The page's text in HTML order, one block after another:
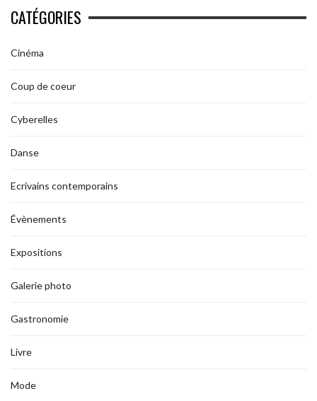
CATÉGORIES
Cinéma
Coup de coeur
Cyberelles
Danse
Ecrivains contemporains
Évènements
Expositions
Galerie photo
Gastronomie
Livre
Mode